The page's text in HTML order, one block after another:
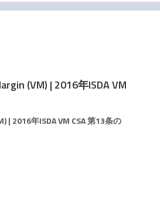
(VM) | 2016年ISDA VM
2016年ISDA VM CSA 第13条の